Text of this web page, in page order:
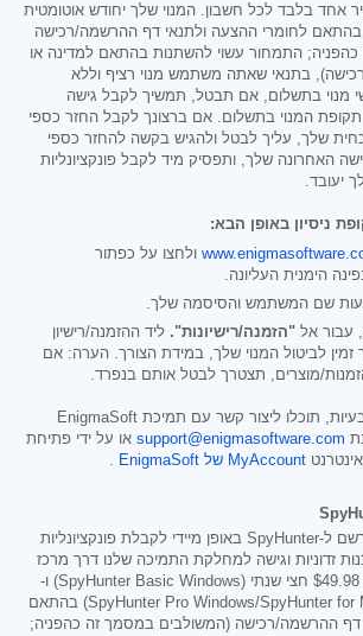
אחד בלבד לכל חשבון. המנוי שלך יחודש אוטומטית
בהתאם לחומרי ההצעה ולתנאי דף ההרשמה/רכישה
התמחור עשוי להשתנות בהתאם למדינה או
בתנאי שאתה משתמש מנוי רציף וללא
מנוי בתשלום, אם תבטל, תמשיך לקבל גישה
המנוי בתשלום. אם ברצונך לקבל החזר כספי
שלך, עליך לבטל ולהגיש בקשה להחזר כספי
הרכישה האחרונה שלך, ותפסיק מיד לקבל פונקציונליות
יעובד.
ניסיון באופן הבא:
ולחצו על כפתור
הימנית העליונה.
שם המשתמש והסיסמה שלך.
עבור אל "הזמנה/רישיונות". ליד ההזמנה/רישיון
זמין לביטול המנוי שלך, במידת הצורך. הערה: אם
מוצרים, תצטרך לבטל אותם בנפרד.
אם יש לכם שאלות או בעיות, תוכלו ליצור קשר עם תמיכת EnigmaSoft
support@enigmasoftware.com או על ידי פתיחת
MyAccount של EnigmaSoft
.
יש לך גם אפשרות להירשם ל-SpyHunter באופן מיידי לקבלת פונקציונליות
זדוניות וגישה למחלקת התמיכה שלנו דרך מרכז
$49.98 חצי שנתי (SpyHunter Basic Windows) ו-
חצי שנתי (SpyHunter Pro Windows/SpyHunter for Mac) בהתאם
דף ההרשמה/רכישה (המשולבים במסמך זה כהפניה;